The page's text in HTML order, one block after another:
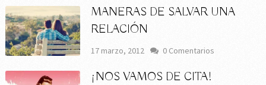
MANERAS DE SALVAR UNA
RELACIÓN
17 marzo, 2012 0 Comentarios
¡NOS VAMOS DE CITA!